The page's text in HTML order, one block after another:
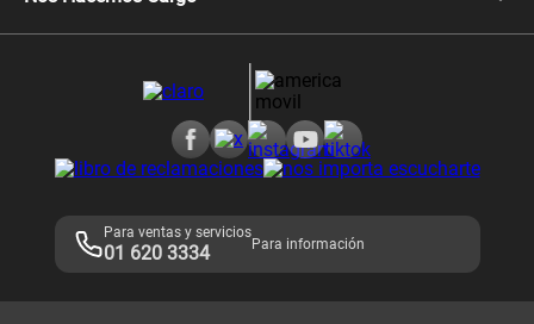
Comprobantes electrónicos
Consulta de IMEI
Consulta de reclamos
Adquirientes iPhone 6, 6S y SE
Mensaje de Seguridad
Términos y Condiciones de Tienda Claro
Libro de Reclamaciones
Para ventas y servicios
01 620 3334 Para información